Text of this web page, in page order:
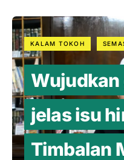
KALAM TOKOH
Wujudkan
jelas isu
Timbalan